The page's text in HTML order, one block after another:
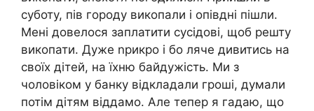
суботу, пів городу викопали і опівдні пішли.
Мені довелося заплатити сусідові, щоб решту
викопати. Дуже nрикро і бо ляче дивитись на
своїх дітей, на їхню байдужість. Ми з
чоловіком у банку відкладали гроші, думали
потім дітям віддамо. Але тепер я гадаю, що